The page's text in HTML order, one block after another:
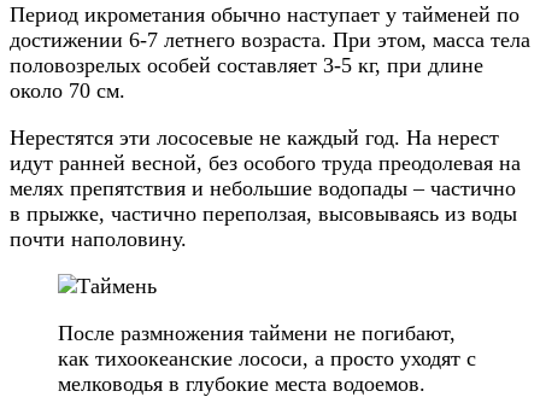
Период икрометания обычно наступает у тайменей по
достижении 6-7 летнего возраста. При этом, масса тела
половозрелых особей составляет 3-5 кг, при длине
около 70 см.
Нерестятся эти лососевые не каждый год. На нерест
идут ранней весной, без особого труда преодолевая на
мелях препятствия и небольшие водопады – частично
в прыжке, частично переползая, высовываясь из воды
почти наполовину.
После размножения таймени не погибают,
как тихоокеанские лососи, а просто уходят с
мелководья в глубокие места водоемов.